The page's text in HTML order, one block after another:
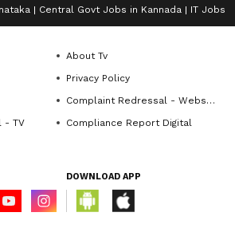
Central Govt Jobs in Kannada IT Jobs
About Tv
Privacy Policy
Complaint Redressal - Website
- TV
Compliance Report Digital
DOWNLOAD APP